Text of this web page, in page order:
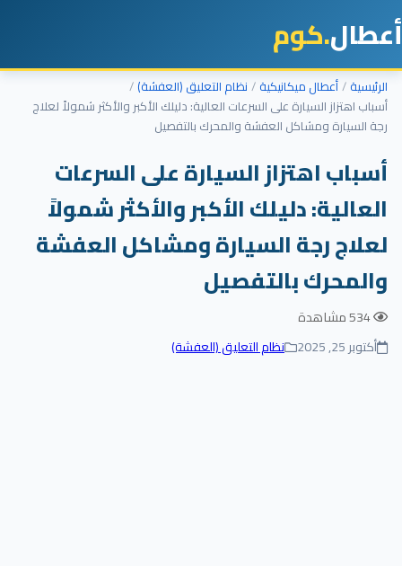
.كوم
أعطال ميكانيكية نظام التعليق (العفشة)
اهتزاز السيارة على السرعات العالية: دليلك الأكبر والأكثر شمولاً لعلاج
السيارة ومشاكل العفشة والمحرك بالتفصيل
اهتزاز السيارة على السرعات
دليلك الأكبر والأكثر شمولاً
رجة السيارة ومشاكل العفشة
بالتفصيل
أكتوبر 25, 2025 نظام التعليق (العفشة)